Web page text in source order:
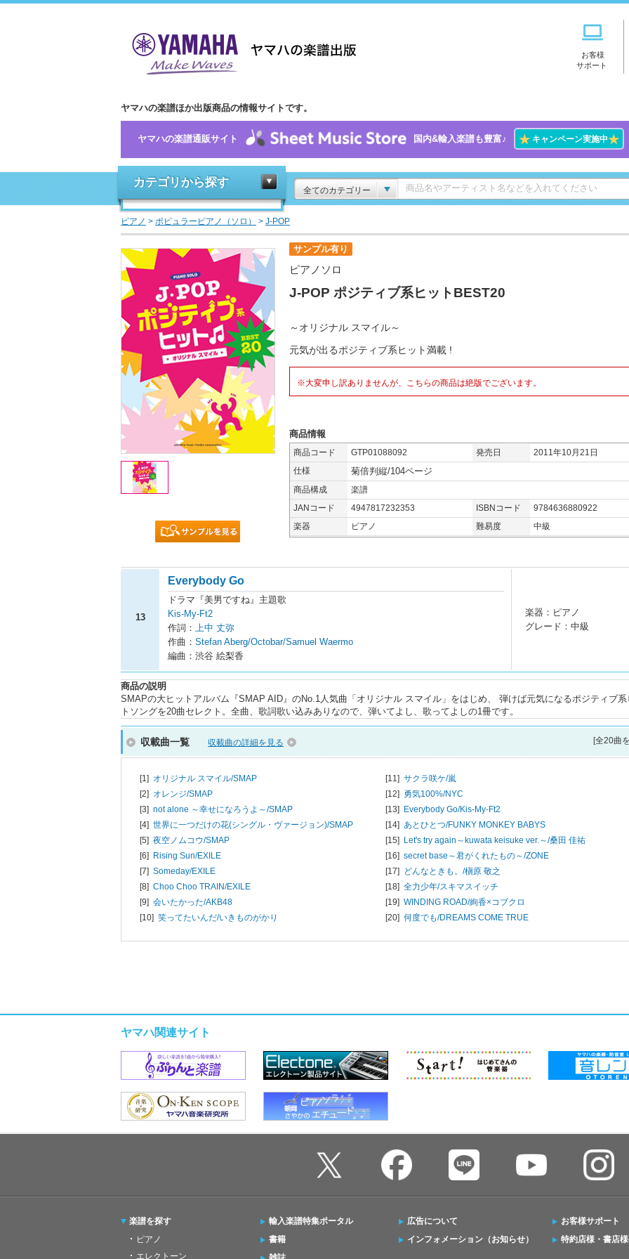
お客様
サポート
ヤマハの楽譜ほか出版商品の情報サイトです。
ヤマハの楽譜通販サイト 国内&輸入楽譜も豊富♪ ★キャンペーン実施中★
カテゴリから探す
全てのカテゴリー
ピアノ > ポピュラーピアノ（ソロ） > J-POP
サンプル有り
ピアノソロ
J-POP ポジティブ系ヒットBEST20
～オリジナル スマイル～
元気が出るポジティブ系ヒット満載 !
※大変申し訳ありませんが、こちらの商品は絶版でございます。
商品情報
商品コード GTP01088092 発売日
2011年10月21日
仕様
菊倍判縦/104ページ
商品構成
楽譜
JANコード
4947817232353 ISBNコード
9784636880922
楽器
ピアノ 難易度 中級
13
Everybody Go
ドラマ『美男ですね』主題歌
Kis-My-Ft2
作詞：
上中 丈弥
作曲： Stefan Aberg/Octobar/Samuel Waermo
編曲：渋谷 絵梨香
楽器：ピアノ
グレード：中級
商品の説明
SMAPの大ヒットアルバム『SMAP AID』のNo.1人気曲「オリジナル スマイル」をはじめ、 弾けば元気になるポジティブ系
トソングを20曲セレクト。全曲、歌詞歌い込みありなので、弾いてよし、歌ってよしの1冊です。
収載曲一覧 収載曲の詳細を見る [全20曲
[1] オリジナル スマイル/SMAP
[2] オレンジ/SMAP
[3] not alone ～幸せになろうよ～/SMAP
[4] 世界に一つだけの花(シングル・ヴァージョン)/SMAP
[5] 夜空ノムコウ/SMAP
[6] Rising Sun/EXILE
[7] Someday/EXILE
[8] Choo Choo TRAIN/EXILE
[9] 会いたかった/AKB48
[10] 笑ってたいんだ/いきものがかり
[11] サクラ咲ケ/嵐
[12] 勇気100%/NYC
[13] Everybody Go/Kis-My-Ft2
[14] あとひとつ/FUNKY MONKEY BABYS
[15] Let's try again～kuwata keisuke ver.～/桑田 佳祐
[16] secret base～君がくれたもの～/ZONE
[17] どんなときも。/槇原 敬之
[18] 全力少年/スキマスイッチ
[19] WINDING ROAD/絢香×コブクロ
[20] 何度でも/DREAMS COME TRUE
ヤマハ関連サイト
楽譜を探す
ピアノ
エレクトーン
輸入楽譜特集ポータル
書籍
広告について
インフォメーション（お知らせ）
お客様サポート
特約店様・書店